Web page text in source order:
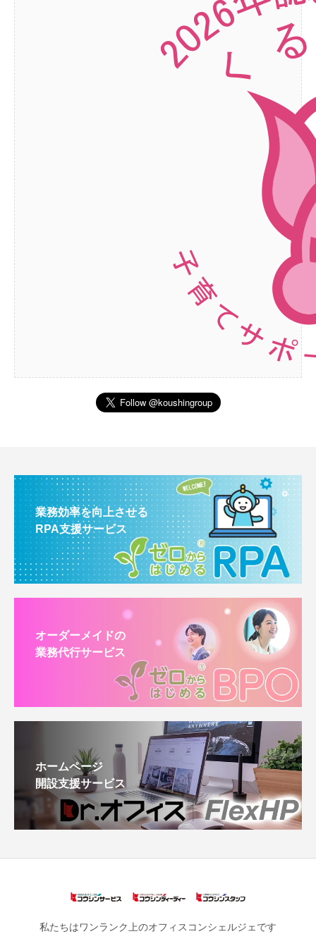
業務効率を向上させる
RPA支援サービス
オーダーメイドの
業務代行サービス
ホームページ
開設支援サービス
私たちはワンランク上のオフィスコンシェルジェです